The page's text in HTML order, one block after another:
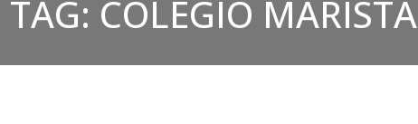
TAG: COLÉGIO MARISTA